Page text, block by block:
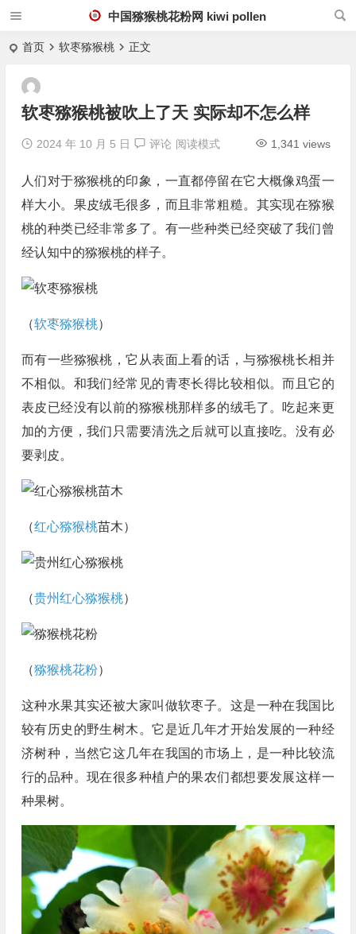
中国猕猴桃花粉网 kiwi pollen
首页 软枣猕猴桃 正文
软枣猕猴桃被吹上了天 实际却不怎么样
2024 年 10 月 5 日 评论 1,341 views
阅读模式
人们对于猕猴桃的印象，一直都停留在它大概像鸡蛋一
样大小。果皮绒毛很多，而且非常粗糙。其实现在猕猴
桃的种类已经非常多了。有一些种类已经突破了我们曾
经认知中的猕猴桃的样子。
（软枣猕猴桃）
而有一些猕猴桃，它从表面上看的话，与猕猴桃长相并
不相似。和我们经常见的青枣长得比较相似。而且它的
表皮已经没有以前的猕猴桃那样多的绒毛了。吃起来更
加的方便，我们只需要清洗之后就可以直接吃。没有必
要剥皮。
（红心猕猴桃苗木）
（贵州红心猕猴桃）
（猕猴桃花粉）
这种水果其实还被大家叫做软枣子。这是一种在我国比
较有历史的野生树木。它是近几年才开始发展的一种经
济树种，当然它这几年在我国的市场上，是一种比较流
行的品种。现在很多种植户的果农们都想要发展这样一
种果树。